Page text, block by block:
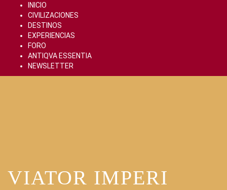
content
INICIO
CIVILIZACIONES
DESTINOS
EXPERIENCIAS
FORO
ANTIQVA ESSENTIA
NEWSLETTER
VIATOR IMPERI